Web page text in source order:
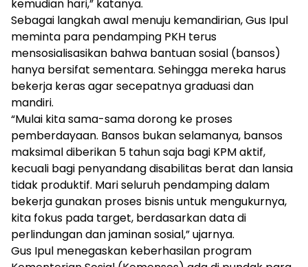
kemudian hari,” katanya.
Sebagai langkah awal menuju kemandirian, Gus Ipul
meminta para pendamping PKH terus
mensosialisasikan bahwa bantuan sosial (bansos)
hanya bersifat sementara. Sehingga mereka harus
bekerja keras agar secepatnya graduasi dan
mandiri.
“Mulai kita sama-sama dorong ke proses
pemberdayaan. Bansos bukan selamanya, bansos
maksimal diberikan 5 tahun saja bagi KPM aktif,
kecuali bagi penyandang disabilitas berat dan lansia
tidak produktif. Mari seluruh pendamping dalam
bekerja gunakan proses bisnis untuk mengukurnya,
kita fokus pada target, berdasarkan data di
perlindungan dan jaminan sosial,” ujarnya.
Gus Ipul menegaskan keberhasilan program